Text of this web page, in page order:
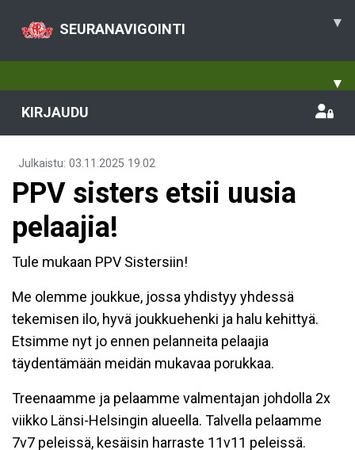
SEURANAVIGOINTI ▾
▾
KIRJAUDU
Julkaistu: 03.11.2025 19.02
PPV sisters etsii uusia
pelaajia!
Tule mukaan PPV Sistersiin!
Me olemme joukkue, jossa yhdistyy yhdessä
tekemisen ilo, hyvä joukkuehenki ja halu kehittyä.
Etsimme nyt jo ennen pelanneita pelaajia
täydentämään meidän mukavaa porukkaa.
Treenaamme ja pelaamme valmentajan johdolla 2x
viikko Länsi-Helsingin alueella. Talvella pelaamme
7v7 peleissä, kesäisin harraste 11v11 peleissä.